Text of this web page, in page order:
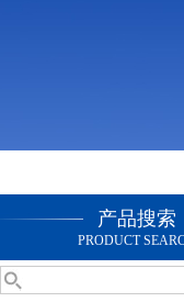
产品搜索
PRODUCT